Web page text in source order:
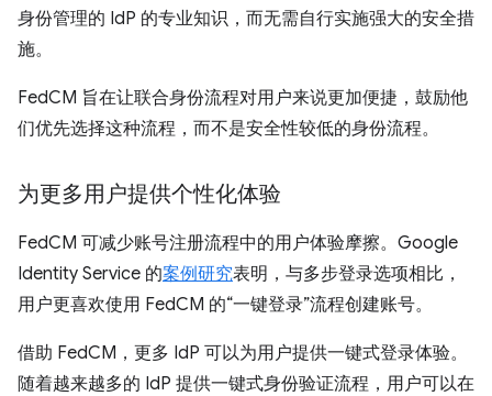
身份管理的 IdP 的专业知识，而无需自行实施强大的安全措
施。
FedCM 旨在让联合身份流程对用户来说更加便捷，鼓励他
们优先选择这种流程，而不是安全性较低的身份流程。
为更多用户提供个性化体验
FedCM 可减少账号注册流程中的用户体验摩擦。Google
Identity Service 的案例研究表明，与多步登录选项相比，
用户更喜欢使用 FedCM 的“一键登录”流程创建账号。
借助 FedCM，更多 IdP 可以为用户提供一键式登录体验。
随着越来越多的 IdP 提供一键式身份验证流程，用户可以在